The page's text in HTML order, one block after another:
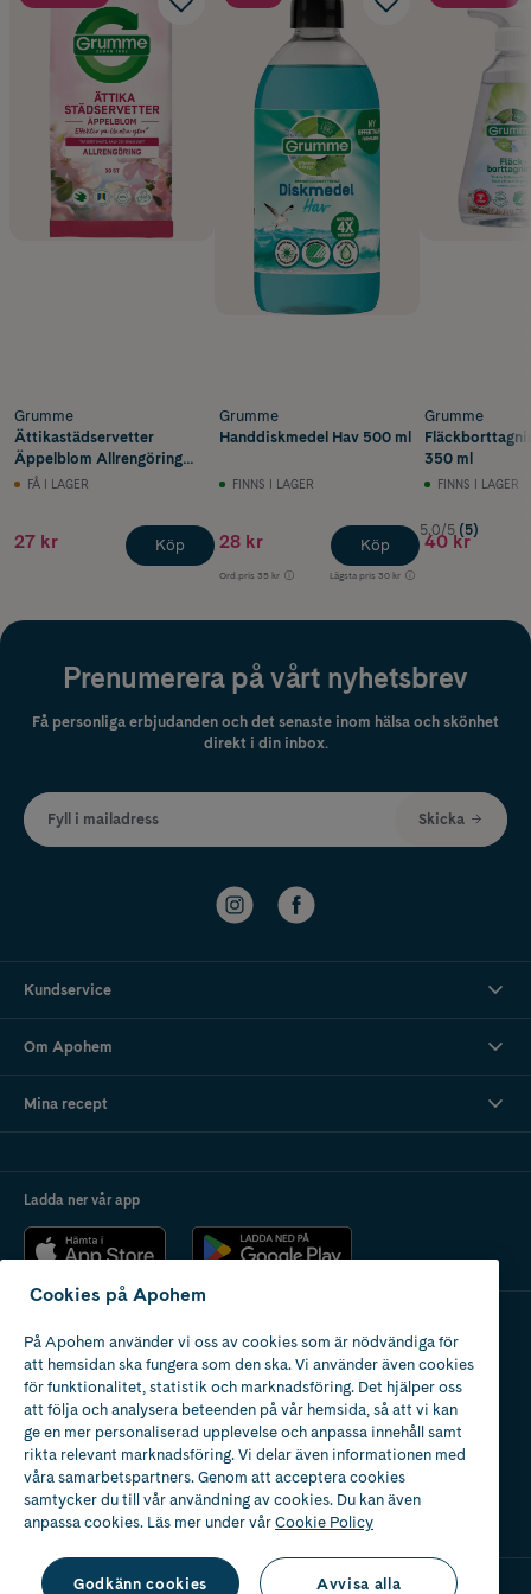
Grumme
Ättikastädservetter
Äppelblom Allrengöring
30 stFÅ I LAGER
27 kr Köp
Grumme
Handdiskmedel Hav 500 ml
FINNS I LAGER
28 kr
Ord.pris 35 kr Lägsta pris 30 kr
Köp
Grumme
350 ml
FINNS I LAGER
5.0/5 (5)
40 kr
Prenumerera på vårt nyhetsbrev
Få personliga erbjudanden och det senaste inom hälsa och skönhet
direkt i din inbox.
Fyll i mailadress Skicka
Kundservice
Om Apohem
Mina recept
Ladda ner vår app
Apotek med tillstånd
av Läkemedelsverket
2024
Cookies på Apohem
På Apohem använder vi oss av cookies som är nödvändiga för
att hemsidan ska fungera som den ska. Vi använder även cookies
för funktionalitet, statistik och marknadsföring. Det hjälper oss
att följa och analysera beteenden på vår hemsida, så att vi kan
ge en mer personaliserad upplevelse och anpassa innehåll samt
rikta relevant marknadsföring. Vi delar även informationen med
våra samarbetspartners. Genom att acceptera cookies
samtycker du till vår användning av cookies. Du kan även
anpassa cookies. Läs mer under vårCookie Policy
Godkänn cookies Avvisa alla